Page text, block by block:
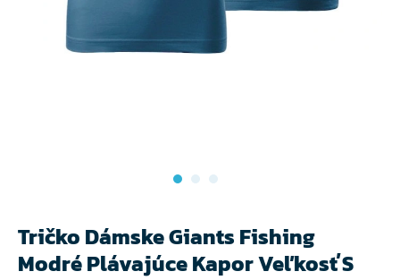
Tričko Dámske Giants Fishing
Modré Plávajúce Kapor Veľkosť S